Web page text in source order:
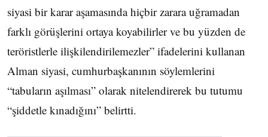
siyasi bir karar aşamasında hiçbir zarara uğramadan
farklı görüşlerini ortaya koyabilirler ve bu yüzden de
teröristlerle ilişkilendirilemezler” ifadelerini kullanan
Alman siyasi, cumhurbaşkanının söylemlerini
“tabuların aşılması” olarak nitelendirerek bu tutumu
“şiddetle kınadığını” belirtti.